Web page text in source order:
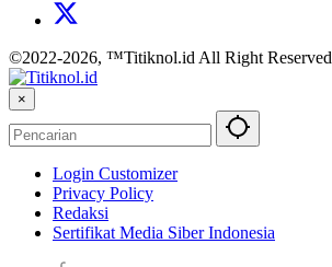
©2022-2026, ™Titiknol.id All Right Reserved
×
Login Customizer
Privacy Policy
Redaksi
Sertifikat Media Siber Indonesia